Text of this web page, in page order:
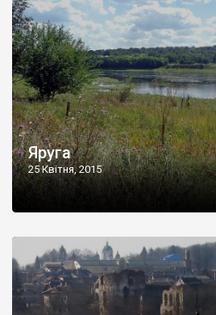
Яруга
25 Квітня, 2015